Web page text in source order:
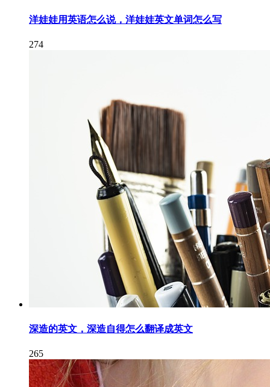
洋娃娃用英语怎么说，洋娃娃英文单词怎么写
274
深造的英文，深造自得怎么翻译成英文
265